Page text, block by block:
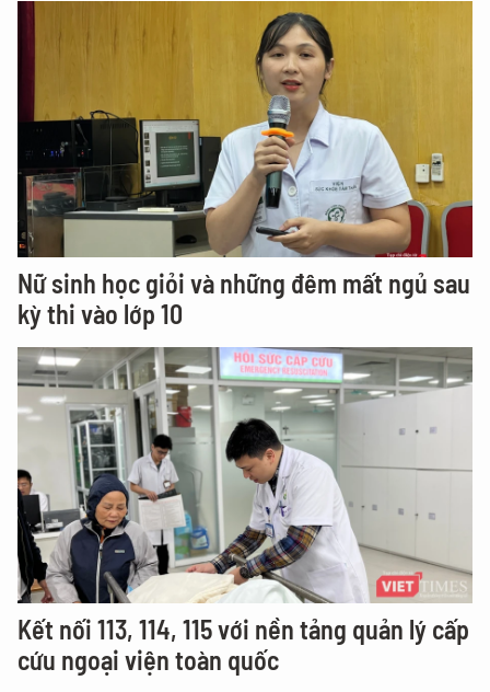
Nữ sinh học giỏi và những đêm mất ngủ sau
kỳ thi vào lớp 10
Kết nối 113, 114, 115 với nền tảng quản lý cấp
cứu ngoại viện toàn quốc